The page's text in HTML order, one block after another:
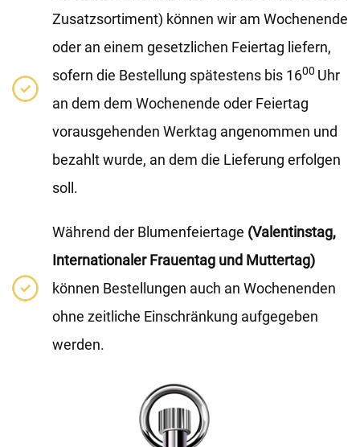
Zusatzsortiment) können wir am Wochenende
oder an einem gesetzlichen Feiertag liefern,
sofern die Bestellung spätestens bis 1600 Uhr
an dem dem Wochenende oder Feiertag
vorausgehenden Werktag angenommen und
bezahlt wurde, an dem die Lieferung erfolgen
soll.
Während der Blumenfeiertage (Valentinstag,
Internationaler Frauentag und Muttertag)
können Bestellungen auch an Wochenenden
ohne zeitliche Einschränkung aufgegeben
werden.